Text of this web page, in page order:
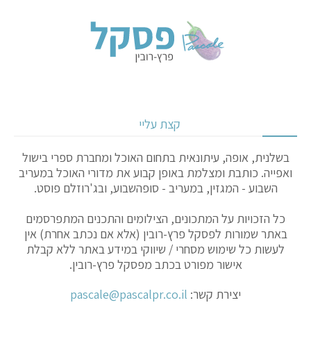
קצת עליי
בשלנית, אופה, עיתונאית בתחום האוכל ומחברת ספרי בישול
ואפייה. כותבת ומצלמת באופן קבוע את מדורי האוכל במעריב
השבוע - המגזין, במעריב - סופהשבוע, ובג'רוזלם פוסט.
כל הזכויות על המתכונים, הצילומים והתכנים המתפרסמים
באתר שמורות לפסקל פרץ-רובין (אלא אם נכתב אחרת) אין
לעשות כל שימוש מסחרי / שיווקי במידע באתר ללא קבלת
אישור מפורט בכתב מפסקל פרץ-רובין.
יצירת קשר: pascale@pascalpr.co.il